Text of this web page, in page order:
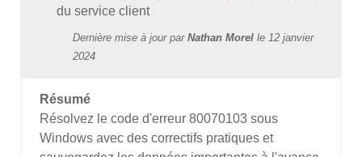
du service client
Dernière mise à jour par Nathan Morel le 12 janvier
2024
Résumé
Résolvez le code d'erreur 80070103 sous
Windows avec des correctifs pratiques et